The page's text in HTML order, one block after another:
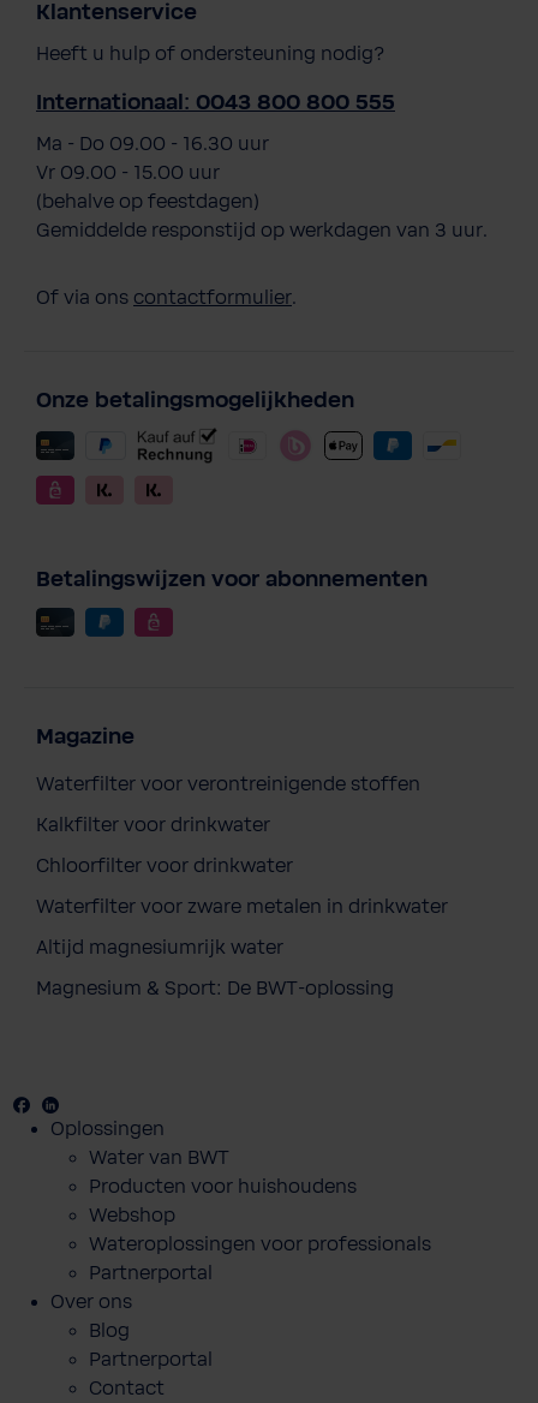
Klantenservice
Heeft u hulp of ondersteuning nodig?
Internationaal: 0043 800 800 555
Ma - Do 09.00 - 16.30 uur
Vr 09.00 - 15.00 uur
(behalve op feestdagen)
Gemiddelde responstijd op werkdagen van 3 uur.
Of via ons contactformulier.
Onze betalingsmogelijkheden
Betalingswijzen voor abonnementen
Magazine
Waterfilter voor verontreinigende stoffen
Kalkfilter voor drinkwater
Chloorfilter voor drinkwater
Waterfilter voor zware metalen in drinkwater
Altijd magnesiumrijk water
Magnesium & Sport: De BWT-oplossing
Facebook
Youtube
Oplossingen
Water van BWT
Producten voor huishoudens
Webshop
Wateroplossingen voor professionals
Partnerportal
Over ons
Blog
Partnerportal
Contact